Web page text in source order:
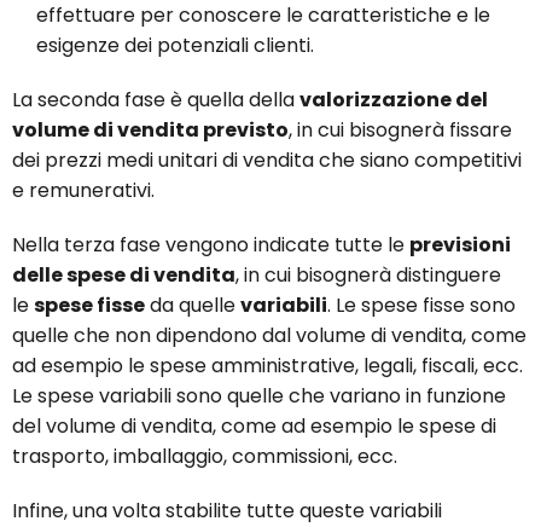
effettuare per conoscere le caratteristiche e le
esigenze dei potenziali clienti.
La seconda fase è quella dellavalorizzazione del
volume di vendita previsto, in cui bisognerà fissare
dei prezzi medi unitari di vendita che siano competitivi
e remunerativi.
Nella terza fase vengono indicate tutte le previsioni
delle spese di vendita, in cui bisognerà distinguere
lespese fisseda quellevariabili. Le spese fisse sono
quelle che non dipendono dal volume di vendita, come
ad esempio le spese amministrative, legali, fiscali, ecc.
Le spese variabili sono quelle che variano in funzione
del volume di vendita, come ad esempio le spese di
trasporto, imballaggio, commissioni, ecc.
Infine, una volta stabilite tutte queste variabili